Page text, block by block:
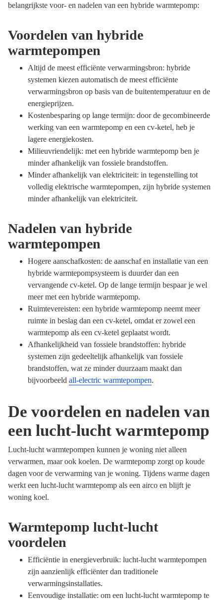
belangrijkste voor- en nadelen van een hybride warmtepomp:
Voordelen van hybride
warmtepompen
Altijd de meest efficiënte verwarmingsbron: hybride
systemen kiezen automatisch de meest efficiënte
verwarmingsbron op basis van de buitentemperatuur en de
energieprijzen.
Kostenbesparing op lange termijn: door de gecombineerde
werking van een warmtepomp en een cv-ketel, heb je
lagere energiekosten.
Milieuvriendelijk: met een hybride warmtepomp ben je
minder afhankelijk van fossiele brandstoffen.
Minder afhankelijk van elektriciteit: in tegenstelling tot
volledig elektrische warmtepompen, zijn hybride systemen
minder afhankelijk van elektriciteit.
Nadelen van hybride
warmtepompen
Hogere aanschafkosten: de aanschaf en installatie van een
hybride warmtepompsysteem is duurder dan een
vervangende cv-ketel. Op de lange termijn bespaar je wel
meer met een hybride warmtepomp.
Ruimtevereisten: een hybride warmtepomp neemt meer
ruimte in beslag dan een cv-ketel, omdat er zowel een
warmtepomp als een cv-ketel geplaatst wordt.
Afhankelijkheid van fossiele brandstoffen: hybride
systemen zijn gedeeltelijk afhankelijk van fossiele
brandstoffen, wat ze minder duurzaam maakt dan
bijvoorbeeld all-electric warmtepompen.
De voordelen en nadelen van
een lucht-lucht warmtepomp
Lucht-lucht warmtepompen kunnen je woning niet alleen
verwarmen, maar ook koelen. De warmtepomp zorgt op koude
dagen voor de verwarming van je woning. Tijdens warme dagen
werkt een lucht-lucht warmtepomp als een airco en blijft je
woning koel.
Warmtepomp lucht-lucht
voordelen
Efficiëntie in energieverbruik: lucht-lucht warmtepompen
zijn aanzienlijk efficiënter dan traditionele
verwarmingsinstallaties.
Eenvoudige installatie: om een lucht-lucht warmtepomp te